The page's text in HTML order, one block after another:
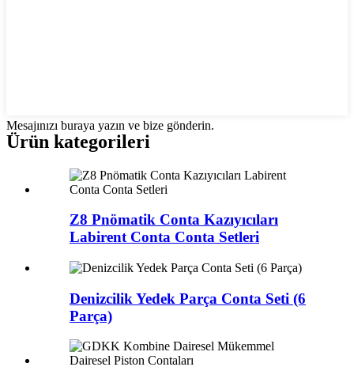
Mesajınızı buraya yazın ve bize gönderin.
Ürün kategorileri
Z8 Pnömatik Conta Kazıyıcıları
Labirent Conta Conta Setleri
Denizcilik Yedek Parça Conta Seti (6
Parça)